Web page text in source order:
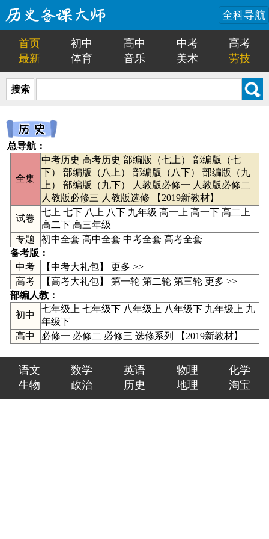
全科导航
首页 初中 高中 中考
高考
最新
体育 音乐 美术 劳技
搜索
总导航：
全集
中考历史 高考历史 部编版（七上）
部编版（七
下）
部编版（八上） 部编版（八下）
部编版（九
上）
部编版（九下） 人教版必修一 人教版必修二
人教版必修三 人教版选修 【 2019新教材】
试卷
七上 七下 八上 八下 九年级 高一上 高一下 高二上
高二下 高三年级
专题
初中全套 高中全套 中考全套 高考全套
备考版：
中考
【中考大礼包】 更多 >>
高考
【高考大礼包】 第一轮 第二轮 第三轮 更多 >>
部编人教：
初中
七年级上 七年级下 八年级上 八年级下 九年级上 九
年级下
高中
必修一 必修二 必修三 选修系列 【 2019新教材】
语文 数学 英语 物理
化学
生物
政治 历史 地理 淘宝